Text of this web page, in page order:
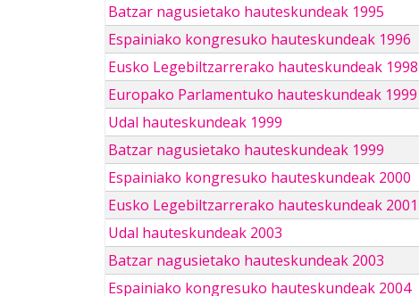
Batzar nagusietako hauteskundeak 1995
Espainiako kongresuko hauteskundeak 1996
Eusko Legebiltzarrerako hauteskundeak 1998
Europako Parlamentuko hauteskundeak 1999
Udal hauteskundeak 1999
Batzar nagusietako hauteskundeak 1999
Espainiako kongresuko hauteskundeak 2000
Eusko Legebiltzarrerako hauteskundeak 2001
Udal hauteskundeak 2003
Batzar nagusietako hauteskundeak 2003
Espainiako kongresuko hauteskundeak 2004